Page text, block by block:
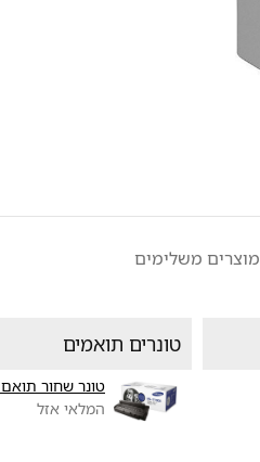
מוצרים משלימים
טונרים תואמים
טונר שחור תואם Samsung ML-1710D3
המלאי אזל